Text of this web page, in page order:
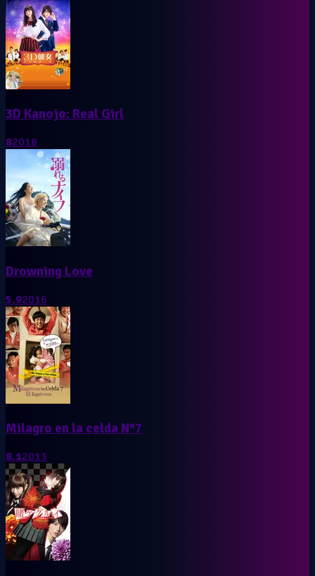
3D Kanojo: Real Girl
82018
Drowning Love
5.92016
Milagro en la celda N°7
8.12013